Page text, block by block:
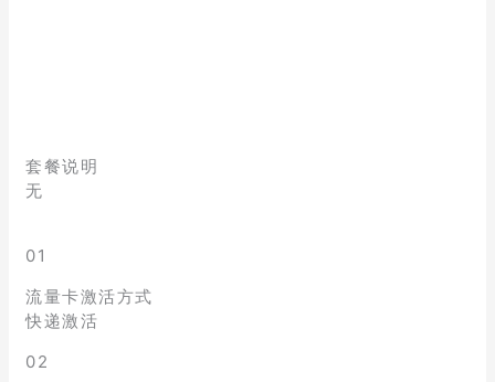
套餐说明
无
01
流量卡激活方式
快递激活
02